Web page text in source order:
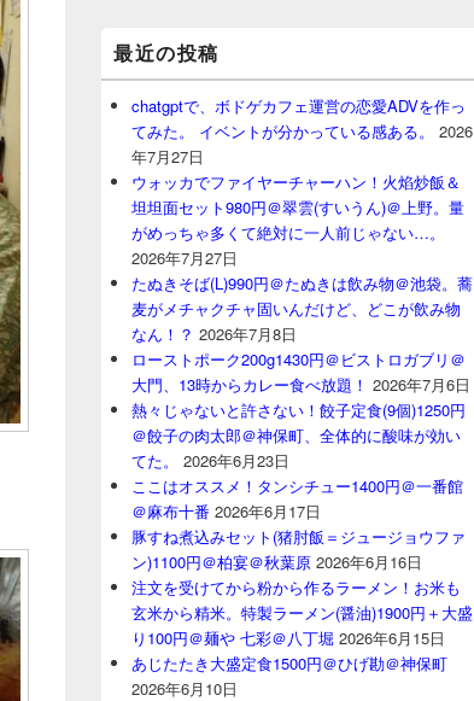
最近の投稿
chatgptで、ボドゲカフェ運営の恋愛ADVを作っ
てみた。 イベントが分かっている感ある。
2026
年7月27日
ウォッカでファイヤーチャーハン！火焰炒飯＆
坦坦面セット980円＠翠雲(すいうん)＠上野。量
がめっちゃ多くて絶対に一人前じゃない…。
2026年7月27日
たぬきそば(L)990円＠たぬきは飲み物＠池袋。蕎
麦がメチャクチャ固いんだけど、どこが飲み物
なん！？ 2026年7月8日
ローストポーク200g1430円＠ビストロガブリ＠
大門、13時からカレー食べ放題！ 2026年7月6日
熱々じゃないと許さない！餃子定食(9個)1250円
＠餃子の肉太郎＠神保町、全体的に酸味が効い
てた。
2026年6月23日
ここはオススメ！タンシチュー1400円＠一番館
＠麻布十番 2026年6月17日
豚すね煮込みセット(猪肘飯＝ジュージョウファ
ン)1100円＠柏宴＠秋葉原 2026年6月16日
注文を受けてから粉から作るラーメン！お米も
玄米から精米。特製ラーメン(醤油)1900円＋大盛
り100円＠麺や 七彩＠八丁堀 2026年6月15日
あじたたき大盛定食1500円＠ひげ勘＠神保町
2026年6月10日